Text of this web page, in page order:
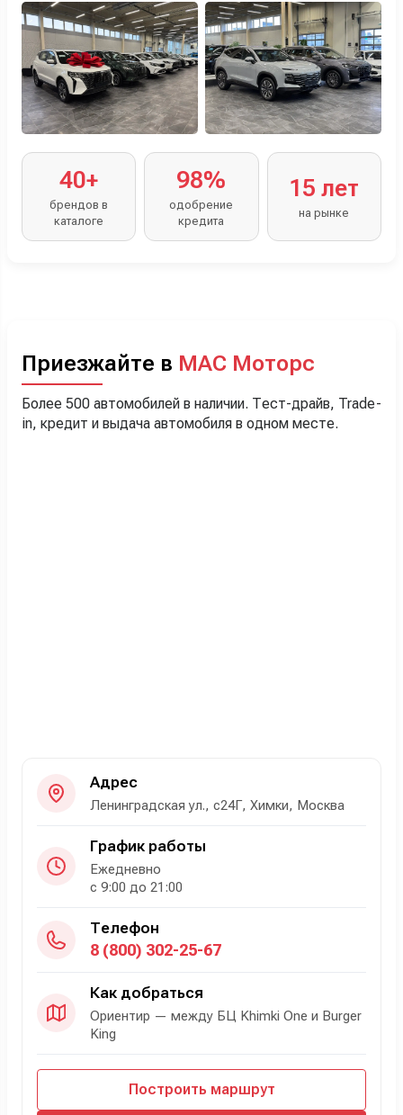
40+
брендов в
каталоге
98%
одобрение
кредита
15 лет
на рынке
Приезжайте в МАС Моторс
Более 500 автомобилей в наличии. Тест-драйв, Trade-
in, кредит и выдача автомобиля в одном месте.
Адрес
Ленинградская ул., с24Г, Химки, Москва
График работы
Ежедневно
с 9:00 до 21:00
Телефон
8 (800) 302-25-67
Как добраться
Ориентир — между БЦ Khimki One и Burger
King
Построить маршрут